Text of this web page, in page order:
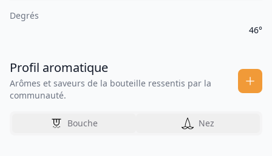
Degrés
46°
Profil aromatique
Arômes et saveurs de la bouteille ressentis par la
communauté.
Bouche Nez